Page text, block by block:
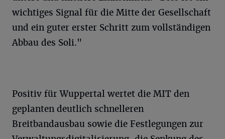
wichtiges Signal für die Mitte der Gesellschaft
und ein guter erster Schritt zum vollständigen
Abbau des Soli."
Positiv für Wuppertal wertet die MIT den
geplanten deutlich schnelleren
Breitbandausbau sowie die Festlegungen zur